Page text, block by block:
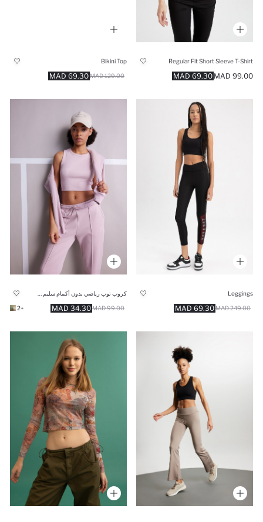
Regular Fit Short Sleeve T-Shirt
69.30 MAD 99.00 MAD
Bikini Top
69.30 MAD 129.00 MAD
Leggings
69.30 MAD 249.00 MAD
34.30 MAD 99.00 MAD
+2